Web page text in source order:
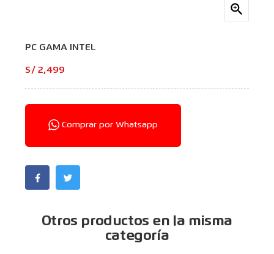

PC GAMA INTEL
S/ 2,499
Comprar por Whatsapp
Otros productos en la misma
categoría